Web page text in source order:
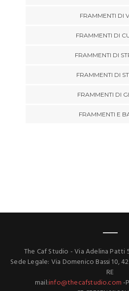
FRAMMENTI DI
FRAMMENTI DI
FRAMMENTI DI
FRAMMENTI DI
FRAMMENTI DI
FRAMMENTI E
The Caf Studio - Via Adelina Patti
Sede Legale: Via Domenico Bassi 10,
RE
mail:info@thecafstudio.com-